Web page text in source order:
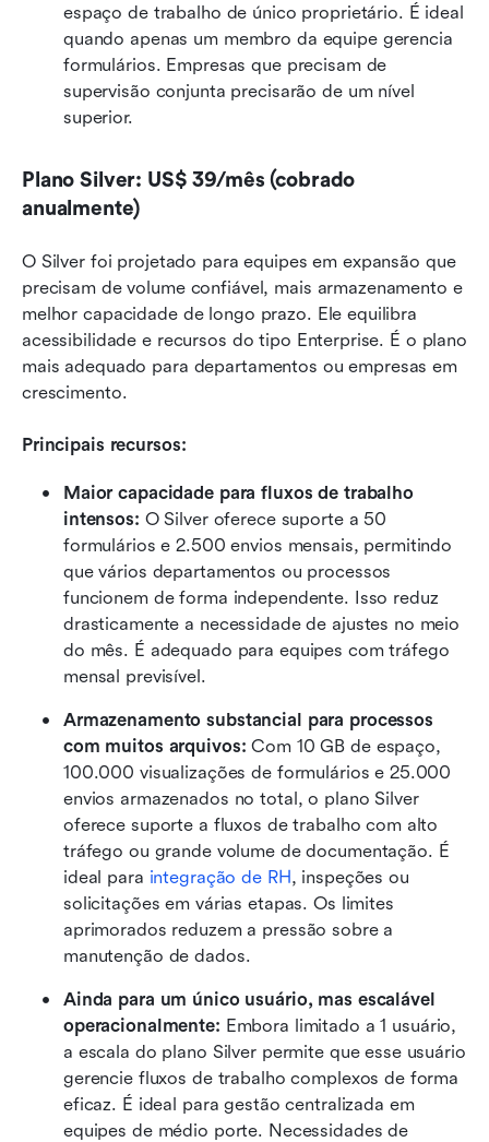
espaço de trabalho de único proprietário. É ideal
quando apenas um membro da equipe gerencia
formulários. Empresas que precisam de
supervisão conjunta precisarão de um nível
superior.
Plano Silver: US$ 39/mês (cobrado
anualmente)
O Silver foi projetado para equipes em expansão que
precisam de volume confiável, mais armazenamento e
melhor capacidade de longo prazo. Ele equilibra
acessibilidade e recursos do tipo Enterprise. É o plano
mais adequado para departamentos ou empresas em
crescimento.
Principais recursos:
Maior capacidade para fluxos de trabalho
intensos: O Silver oferece suporte a 50
formulários e 2.500 envios mensais, permitindo
que vários departamentos ou processos
funcionem de forma independente. Isso reduz
drasticamente a necessidade de ajustes no meio
do mês. É adequado para equipes com tráfego
mensal previsível.
Armazenamento substancial para processos
com muitos arquivos: Com 10 GB de espaço,
100.000 visualizações de formulários e 25.000
envios armazenados no total, o plano Silver
oferece suporte a fluxos de trabalho com alto
tráfego ou grande volume de documentação. É
ideal para integração de RH, inspeções ou
solicitações em várias etapas. Os limites
aprimorados reduzem a pressão sobre a
manutenção de dados.
Ainda para um único usuário, mas escalável
operacionalmente: Embora limitado a 1 usuário,
a escala do plano Silver permite que esse usuário
gerencie fluxos de trabalho complexos de forma
eficaz. É ideal para gestão centralizada em
equipes de médio porte. Necessidades de